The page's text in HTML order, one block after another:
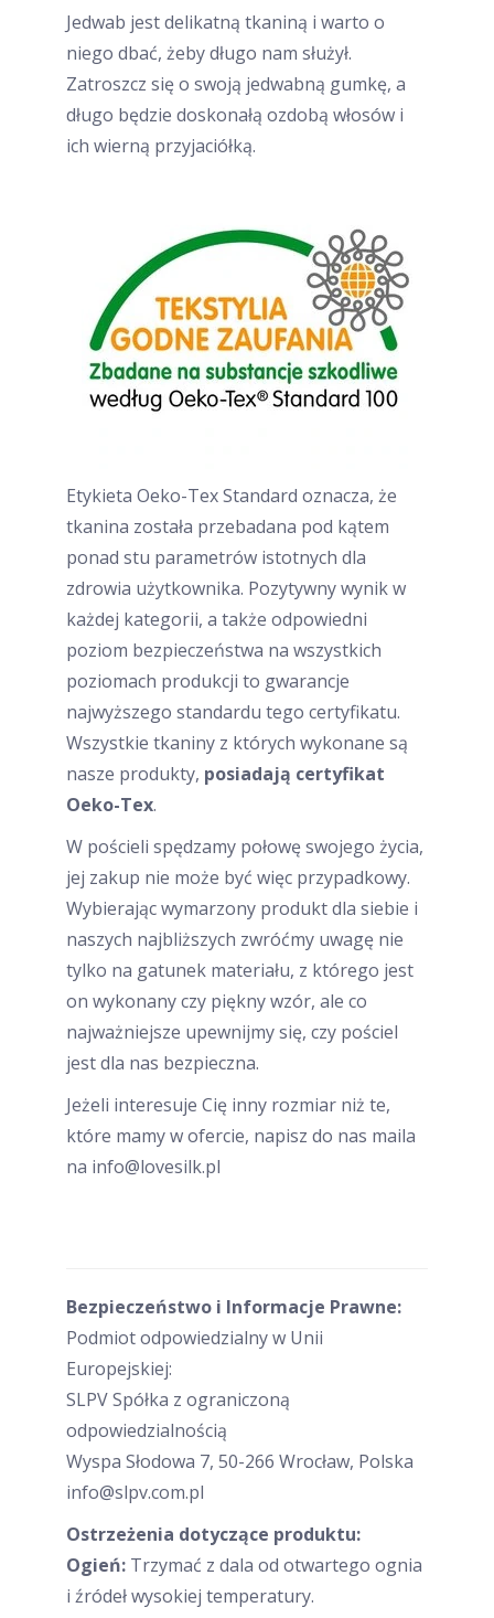
Jedwab jest delikatną tkaniną i warto o
niego dbać, żeby długo nam służył.
Zatroszcz się o swoją jedwabną gumkę, a
długo będzie doskonałą ozdobą włosów i
ich wierną przyjaciółką.
Etykieta Oeko-Tex Standard oznacza, że
tkanina została przebadana pod kątem
ponad stu parametrów istotnych dla
zdrowia użytkownika. Pozytywny wynik w
każdej kategorii, a także odpowiedni
poziom bezpieczeństwa na wszystkich
poziomach produkcji to gwarancje
najwyższego standardu tego certyfikatu.
Wszystkie tkaniny z których wykonane są
nasze produkty, posiadają certyfikat
Oeko-Tex.
W pościeli spędzamy połowę swojego życia,
jej zakup nie może być więc przypadkowy.
Wybierając wymarzony produkt dla siebie i
naszych najbliższych zwróćmy uwagę nie
tylko na gatunek materiału, z którego jest
on wykonany czy piękny wzór, ale co
najważniejsze upewnijmy się, czy pościel
jest dla nas bezpieczna.
Jeżeli interesuje Cię inny rozmiar niż te,
które mamy w ofercie, napisz do nas maila
na info@lovesilk.pl
Bezpieczeństwo i Informacje Prawne:
Podmiot odpowiedzialny w Unii
Europejskiej:
SLPV Spółka z ograniczoną
odpowiedzialnością
Wyspa Słodowa 7, 50-266 Wrocław, Polska
info@slpv.com.pl
Ostrzeżenia dotyczące produktu:
Ogień: Trzymać z dala od otwartego ognia
i źródeł wysokiej temperatury.